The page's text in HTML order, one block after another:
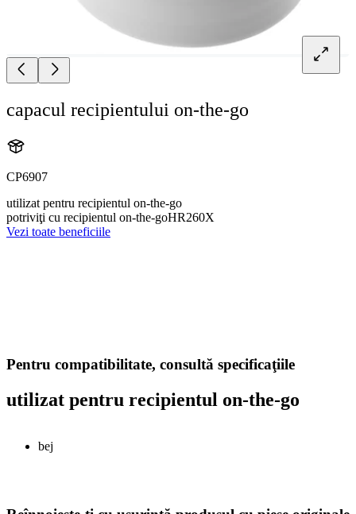
capacul recipientului on-the-go
CP6907
utilizat pentru recipientul on-the-go
potriviţi cu recipientul on-the-goHR260X
Vezi toate beneficiile
Pentru compatibilitate, consultă specificaţiile
utilizat pentru recipientul on-the-go
bej